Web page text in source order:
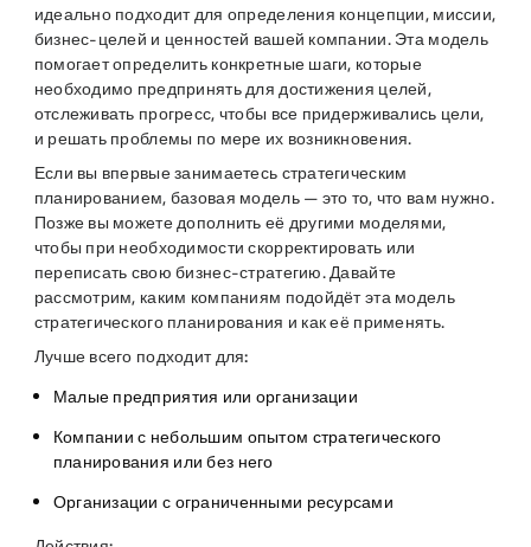
идеально подходит для определения концепции, миссии,
бизнес-целей и ценностей вашей компании. Эта модель
помогает определить конкретные шаги, которые
необходимо предпринять для достижения целей,
отслеживать прогресс, чтобы все придерживались цели,
и решать проблемы по мере их возникновения.
Если вы впервые занимаетесь стратегическим
планированием, базовая модель — это то, что вам нужно.
Позже вы можете дополнить её другими моделями,
чтобы при необходимости скорректировать или
переписать свою бизнес-стратегию. Давайте
рассмотрим, каким компаниям подойдёт эта модель
стратегического планирования и как её применять.
Лучше всего подходит для:
Малые предприятия или организации
Компании с небольшим опытом стратегического
планирования или без него
Организации с ограниченными ресурсами